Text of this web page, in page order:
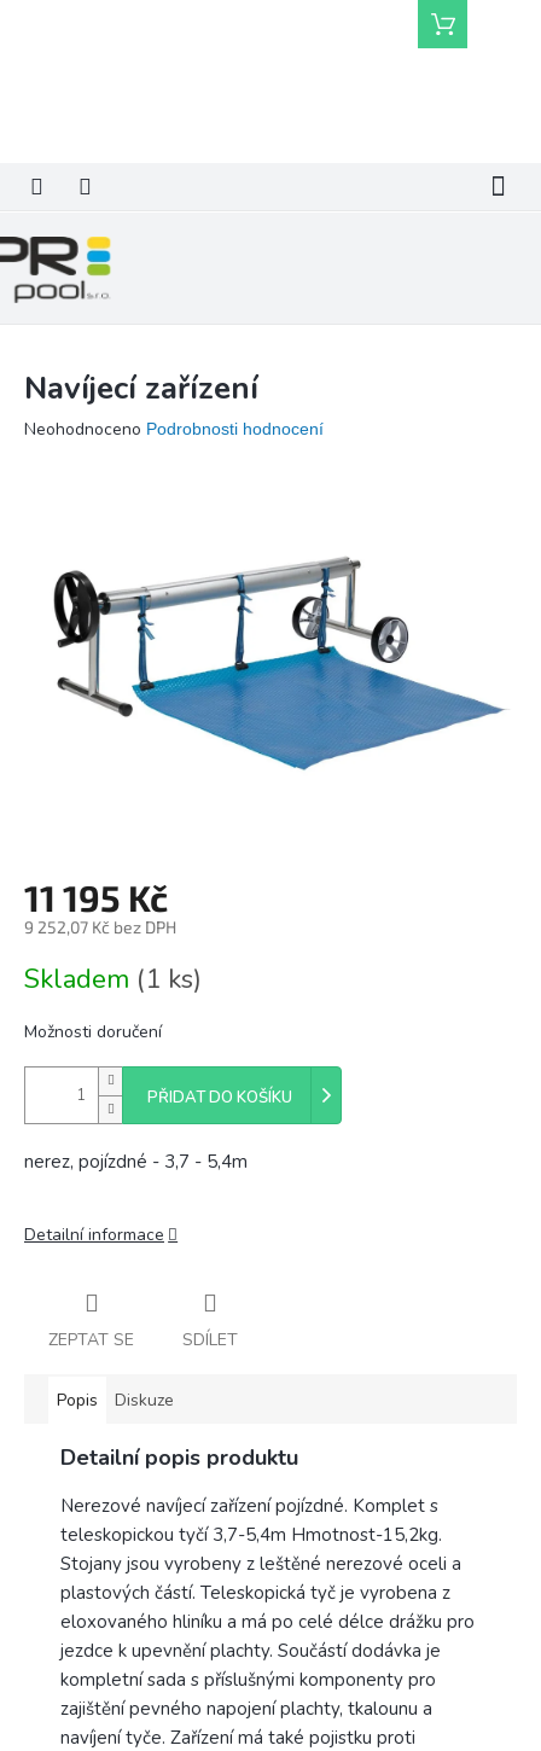
Nákupní
košík
Navíjecí zařízení
Průměrné
hvězdiček.
Neohodnoceno Podrobnosti hodnocení
11 195 Kč
9 252,07 Kč bez DPH
cena:
Skladem (1 ks)
Možnosti doručení
PŘIDAT DO KOŠÍKU
nerez, pojízdné - 3,7 - 5,4m
Detailní informace
ZEPTAT SE SDÍLET
Popis Diskuze
Detailní popis produktu
Nerezové navíjecí zařízení pojízdné. Komplet s
teleskopickou tyčí 3,7-5,4m Hmotnost-15,2kg.
Stojany jsou vyrobeny z leštěné nerezové oceli a
plastových částí. Teleskopická tyč je vyrobena z
eloxovaného hliníku a má po celé délce drážku pro
jezdce k upevnění plachty. Součástí dodávka je
kompletní sada s příslušnými komponenty pro
zajištění pevného napojení plachty, tkalounu a
navíjení tyče. Zařízení má také pojistku proti